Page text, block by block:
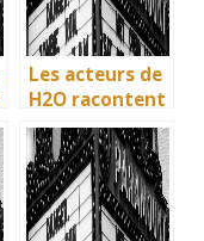
Les acteurs de
H2O racontent
: comment l’ile
de Mako a pris
vie en
Australie